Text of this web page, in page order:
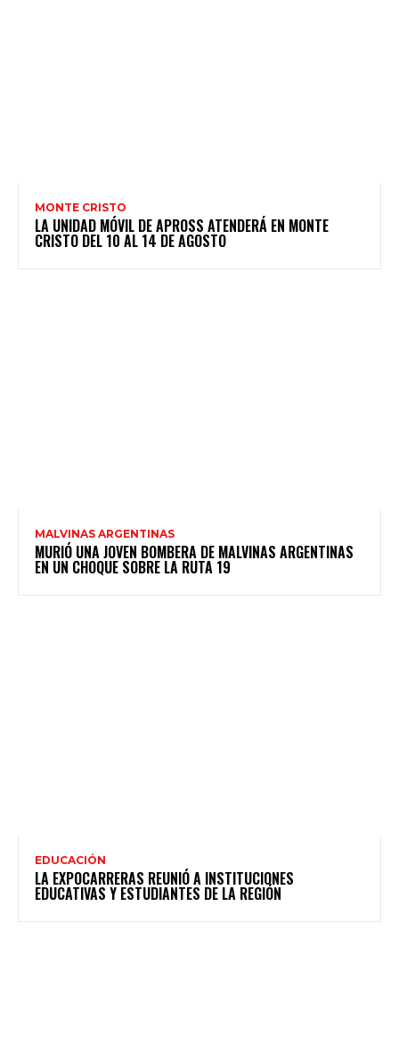
MONTE CRISTO
LA UNIDAD MÓVIL DE APROSS ATENDERÁ EN MONTE
CRISTO DEL 10 AL 14 DE AGOSTO
MALVINAS ARGENTINAS
MURIÓ UNA JOVEN BOMBERA DE MALVINAS ARGENTINAS
EN UN CHOQUE SOBRE LA RUTA 19
EDUCACIÓN
LA EXPOCARRERAS REUNIÓ A INSTITUCIONES
EDUCATIVAS Y ESTUDIANTES DE LA REGIÓN